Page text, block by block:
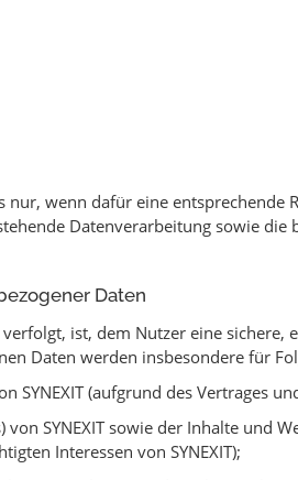
wenn dafür eine entsprechende
Datenverarbeitung sowie die
Daten
ist, dem Nutzer eine
Daten werden insbesondere für
SYNEXIT (aufgrund des Vertrages
SYNEXIT sowie der Inhalte und
Interessen von SYNEXIT);